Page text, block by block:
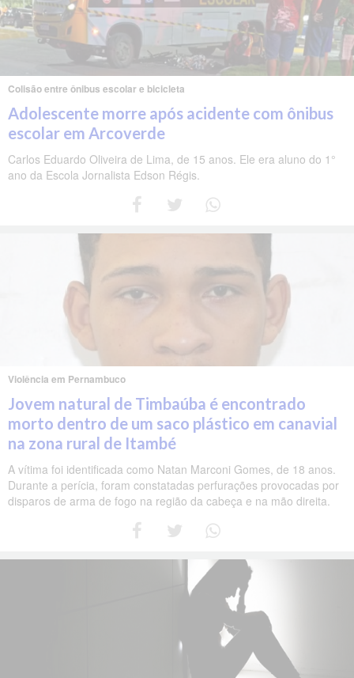
Colisão entre ônibus escolar e bicicleta
Adolescente morre após acidente com ônibus
escolar em Arcoverde
Carlos Eduardo Oliveira de Lima, de 15 anos. Ele era aluno do 1°
ano da Escola Jornalista Edson Régis.
Violência em Pernambuco
Jovem natural de Timbaúba é encontrado
morto dentro de um saco plástico em canavial
na zona rural de Itambé
A vítima foi identificada como Natan Marconi Gomes, de 18 anos.
Durante a perícia, foram constatadas perfurações provocadas por
disparos de arma de fogo na região da cabeça e na mão direita.